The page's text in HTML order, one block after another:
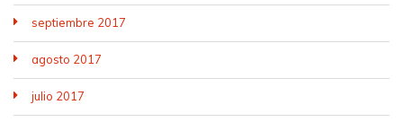
septiembre 2017
agosto 2017
julio 2017